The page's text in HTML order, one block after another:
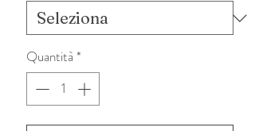
Quantità *